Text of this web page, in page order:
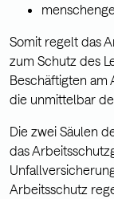
Somit regelt das
zum Schutz des
Beschäftigten am
die unmittelbar
Die zwei Säulen
das
Arbeitsschutz